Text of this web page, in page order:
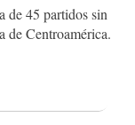
de 45 partidos sin
de Centroamérica.